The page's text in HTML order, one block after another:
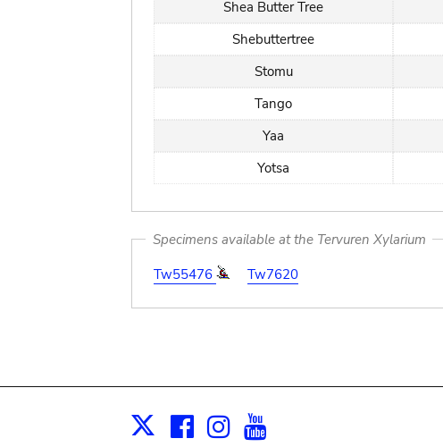
Shea Butter Tree
Shebuttertree
Stomu
Tango
Yaa
Yotsa
Specimens available at the Tervuren Xylarium
Tw55476
Tw7620
X Facebook
Instagram